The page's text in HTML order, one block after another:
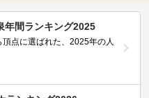
年間ランキング2025
点に選ばれた、2025年の人